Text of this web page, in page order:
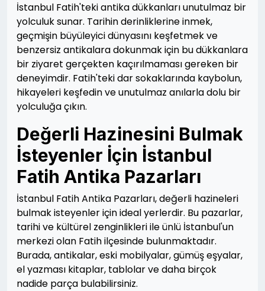
İstanbul Fatih'teki antika dükkanları unutulmaz bir
yolculuk sunar. Tarihin derinliklerine inmek,
geçmişin büyüleyici dünyasını keşfetmek ve
benzersiz antikalara dokunmak için bu dükkanlara
bir ziyaret gerçekten kaçırılmaması gereken bir
deneyimdir. Fatih'teki dar sokaklarında kaybolun,
hikayeleri keşfedin ve unutulmaz anılarla dolu bir
yolculuğa çıkın.
Değerli Hazinesini Bulmak
İsteyenler İçin İstanbul
Fatih Antika Pazarları
İstanbul Fatih Antika Pazarları, değerli hazineleri
bulmak isteyenler için ideal yerlerdir. Bu pazarlar,
tarihi ve kültürel zenginlikleri ile ünlü İstanbul'un
merkezi olan Fatih ilçesinde bulunmaktadır.
Burada, antikalar, eski mobilyalar, gümüş eşyalar,
el yazması kitaplar, tablolar ve daha birçok
nadide parça bulabilirsiniz.